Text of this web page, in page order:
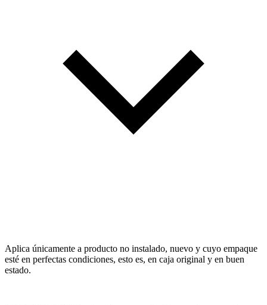
Aplica únicamente a producto no instalado, nuevo y cuyo empaque
esté en perfectas condiciones, esto es, en caja original y en buen
estado.